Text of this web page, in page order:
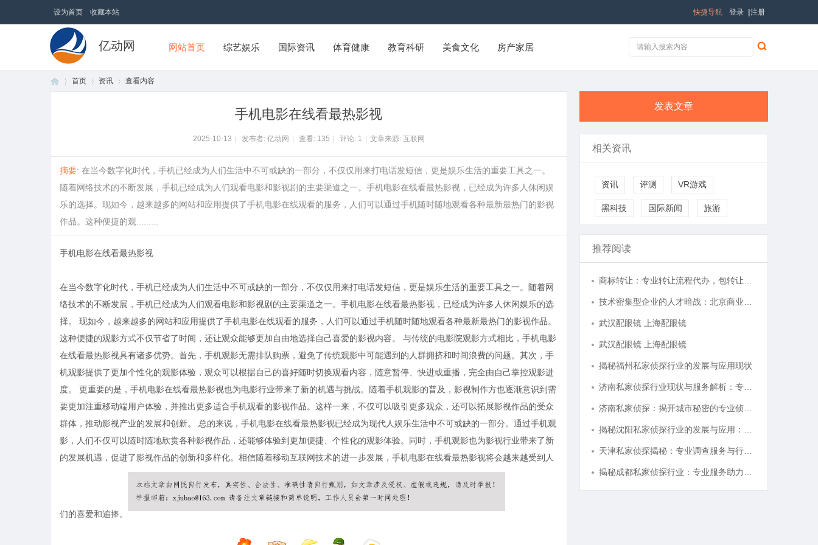
设为首页 收藏本站 登录 注册
快捷导航
亿动网 网站首页 综艺娱乐 国际资讯 体育健康 教育科研 美食文化 房产家居
首页 资讯 查看内容
手机电影在线看最热影视
2025-10-13 发布者: 亿动网 查看: 135 评论: 1 文章来源: 互联网
摘要: 在当今数字化时代，手机已经成为人们生活中不可或缺的一部分，不仅仅用来打电话发短信，更是娱乐生活的重要工具之一。
随着网络技术的不断发展，手机已经成为人们观看电影和影视剧的主要渠道之一。手机电影在线看最热影视，已经成为许多人休闲娱
乐的选择。现如今，越来越多的网站和应用提供了手机电影在线观看的服务，人们可以通过手机随时随地观看各种最新最热门的影视
作品。这种便捷的观.........
手机电影在线看最热影视
在当今数字化时代，手机已经成为人们生活中不可或缺的一部分，不仅仅用来打电话发短信，更是娱乐生活的重要工具之一。随着网
络技术的不断发展，手机已经成为人们观看电影和影视剧的主要渠道之一。手机电影在线看最热影视，已经成为许多人休闲娱乐的选
择。 现如今，越来越多的网站和应用提供了手机电影在线观看的服务，人们可以通过手机随时随地观看各种最新最热门的影视作品。
这种便捷的观影方式不仅节省了时间，还让观众能够更加自由地选择自己喜爱的影视内容。 与传统的电影院观影方式相比，手机电影
在线看最热影视具有诸多优势。首先，手机观影无需排队购票，避免了传统观影中可能遇到的人群拥挤和时间浪费的问题。其次，手
机观影提供了更加个性化的观影体验，观众可以根据自己的喜好随时切换观看内容，随意暂停、快进或重播，完全由自己掌控观影进
度。 更重要的是，手机电影在线看最热影视也为电影行业带来了新的机遇与挑战。随着手机观影的普及，影视制作方也逐渐意识到需
要更加注重移动端用户体验，并推出更多适合手机观看的影视作品。这样一来，不仅可以吸引更多观众，还可以拓展影视作品的受众
群体，推动影视产业的发展和创新。 总的来说，手机电影在线看最热影视已经成为现代人娱乐生活中不可或缺的一部分。通过手机观
影，人们不仅可以随时随地欣赏各种影视作品，还能够体验到更加便捷、个性化的观影体验。同时，手机观影也为影视行业带来了新
的发展机遇，促进了影视作品的创新和多样化。相信随着移动互联网技术的进一步发展，手机电影在线看最热影视将会越来越受到人
们的喜爱和追捧。
发表文章
相关资讯
资讯 评测 VR游戏
黑科技 国际新闻 旅游
推荐阅读
武汉配眼镜 上海配眼镜
武汉配眼镜 上海配眼镜
揭秘福州私家侦探行业的发展与应用现状